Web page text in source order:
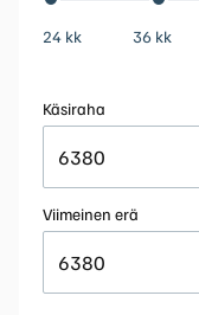
24 kk 36 kk
Käsiraha
Viimeinen erä